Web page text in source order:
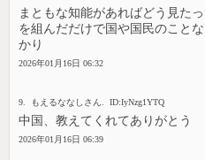
まともな知能があればどう見た
を組んだだけで国や国民のこと
かり
2026年01月16日 06:32
9. もえるななしさん. ID:IyNzg1YTQ
中国、教えてくれてありがとう
2026年01月16日 06:39